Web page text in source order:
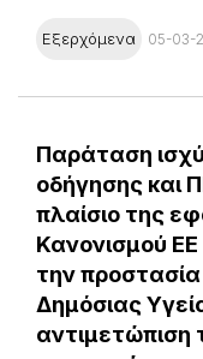
Εξερχόμενα 05-03-
Παράταση
οδήγησης και
πλαίσιο της
Κανονισμού
την
Δημόσιας
αντιμετώπιση